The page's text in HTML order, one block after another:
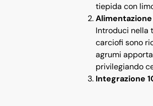
tiepida con
Introduci nella
carciofi sono
agrumi
privilegiando
Integrazione